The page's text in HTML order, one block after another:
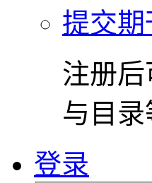
提交期
注册
与目
登录